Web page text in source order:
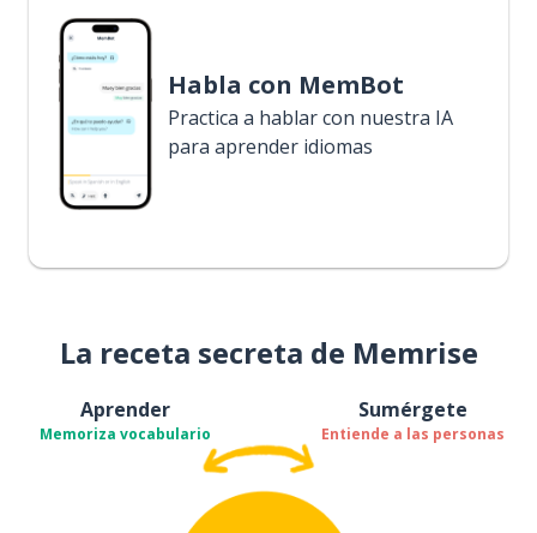
Habla con MemBot
Practica a hablar con nuestra IA
para aprender idiomas
La receta secreta de Memrise
Aprender
Memoriza vocabulario
Sumérgete
Entiende a las personas